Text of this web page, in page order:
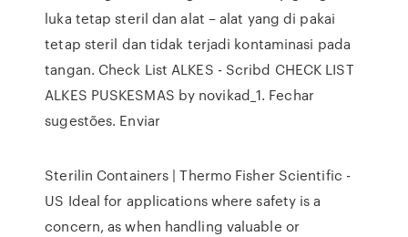
luka tetap steril dan alat – alat yang di pakai
tetap steril dan tidak terjadi kontaminasi pada
tangan. Check List ALKES - Scribd CHECK LIST
ALKES PUSKESMAS by novikad_1. Fechar
sugestões. Enviar
Sterilin Containers | Thermo Fisher Scientific -
US Ideal for applications where safety is a
concern, as when handling valuable or